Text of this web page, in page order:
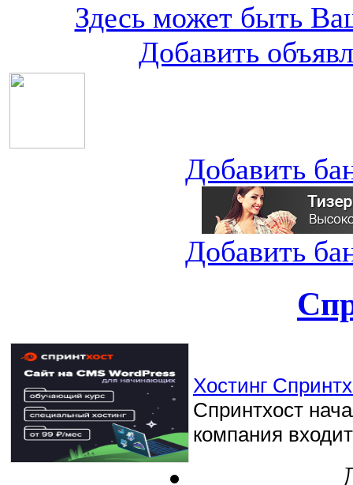
Здесь может быть
Добавить
Добавить
Добавить
Хостинг
Спринтхост
компания